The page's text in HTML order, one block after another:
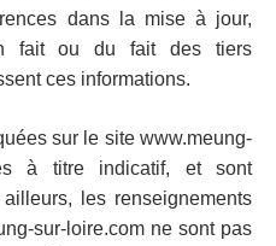
dans la mise à jour,
fait ou du fait des tiers
ces informations.
sur le site www.meung-
à titre indicatif, et sont
les renseignements
sur-loire.com ne sont pas